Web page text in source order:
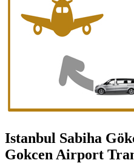
Istanbul Sabiha
Gokcen Airport